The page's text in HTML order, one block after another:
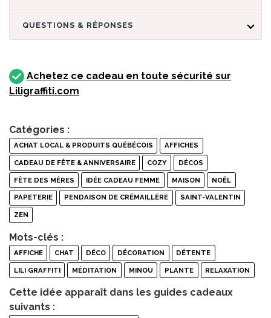
QUESTIONS & RÉPONSES
Achetez ce cadeau en toute sécurité sur
Liligraffiti.com
Catégories :
ACHAT LOCAL & PRODUITS QUÉBÉCOIS AFFICHES
CADEAU DE FÊTE & ANNIVERSAIRE COZY DÉCOS
FÊTE DES MÈRES IDÉE CADEAU FEMME MAISON NOËL
PAPETERIE PENDAISON DE CRÉMAILLÈRE SAINT-VALENTIN
ZEN
Mots-clés :
AFFICHE CHAT DÉCO DÉCORATION DÉTENTE
LILI GRAFFITI MÉDITATION MINOU PLANTE RELAXATION
Cette idée apparaît dans les guides cadeaux
suivants :